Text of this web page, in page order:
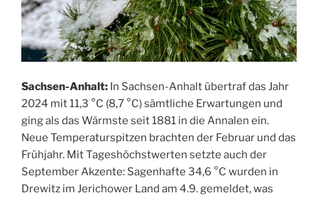
Sachsen-Anhalt: In Sachsen-Anhalt übertraf das Jahr
2024 mit 11,3 °C (8,7 °C) sämtliche Erwartungen und
ging als das Wärmste seit 1881 in die Annalen ein.
Neue Temperaturspitzen brachten der Februar und das
Frühjahr. Mit Tageshöchstwerten setzte auch der
September Akzente: Sagenhafte 34,6 °C wurden in
Drewitz im Jerichower Land am 4.9. gemeldet, was